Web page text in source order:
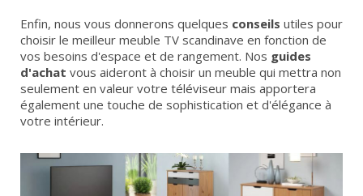
Enfin, nous vous donnerons quelques conseils utiles pour
choisir le meilleur meuble TV scandinave en fonction de
vos besoins d'espace et de rangement. Nos guides
d'achat vous aideront à choisir un meuble qui mettra non
seulement en valeur votre téléviseur mais apportera
également une touche de sophistication et d'élégance à
votre intérieur.